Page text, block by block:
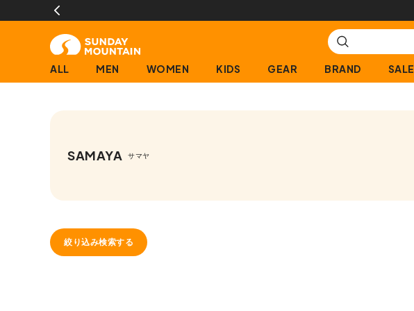
ALL MEN WOMEN KIDS GEAR BRAND SALE
SAMAYA サマヤ
絞り込み検索する